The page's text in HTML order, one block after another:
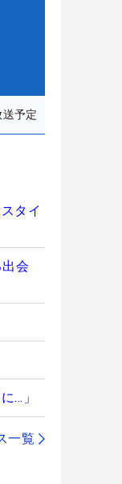
予定
タイ
会
…」
一覧